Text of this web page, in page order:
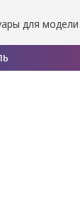
для модели